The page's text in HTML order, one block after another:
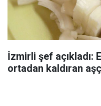
İzmirli şef açıkladı:
ortadan kaldıran